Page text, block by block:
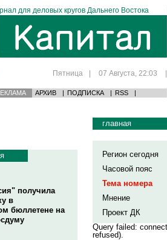
для деловых кругов Дальнего Востока
Пятница | 07 Августа, 22:03 |
АРХИВ | ПОДПИСКА | RSS |
получила
в
бюллетене на
главная
Регион сегодня
Часовой пояс
Тема номера
Мнение
Проект ДК
Query failed:
refused).